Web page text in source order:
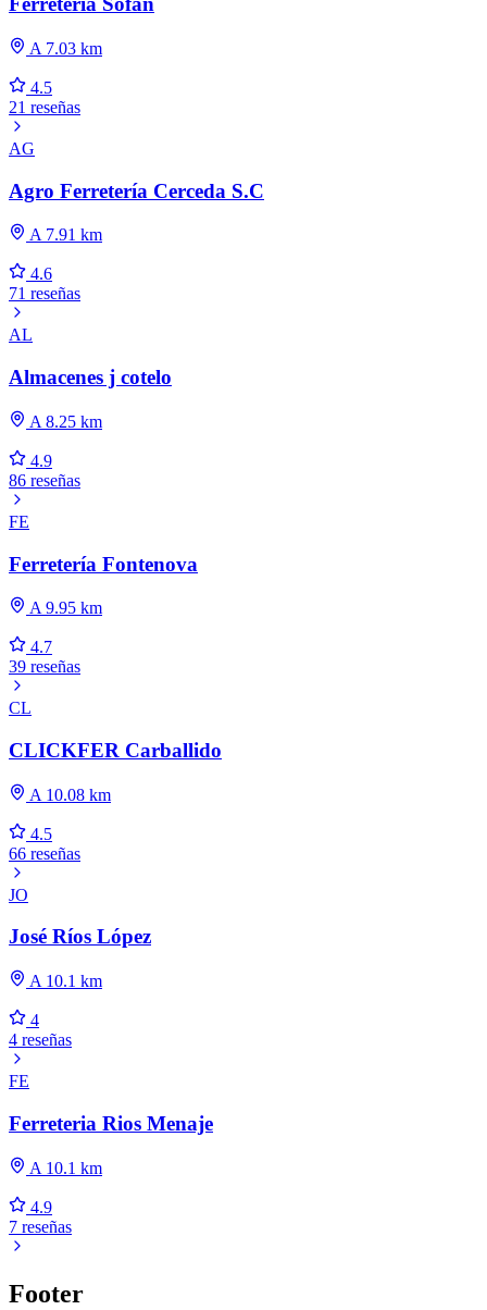
A 7.03 km
4.5
21 reseñas
AG
Agro Ferretería Cerceda S.C
A 7.91 km
4.6
71 reseñas
AL
Almacenes j cotelo
A 8.25 km
4.9
86 reseñas
FE
Ferretería Fontenova
A 9.95 km
4.7
39 reseñas
CL
CLICKFER Carballido
A 10.08 km
4.5
66 reseñas
JO
José Ríos López
A 10.1 km
4
4 reseñas
FE
Ferreteria Rios Menaje
A 10.1 km
4.9
7 reseñas
Footer